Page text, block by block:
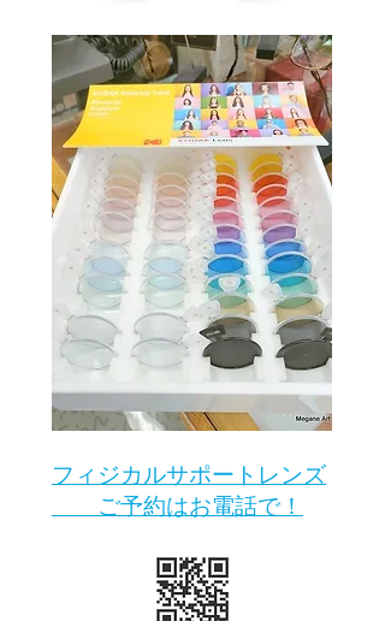
​フィジカルサポートレンズ
ご予約はお電話で！